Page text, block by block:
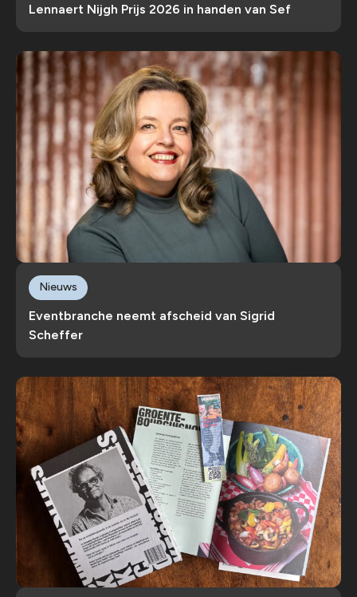
Lennaert Nijgh Prijs 2026 in handen van Sef
Eventbranche neemt afscheid van Sigrid
Scheffer
Nieuws